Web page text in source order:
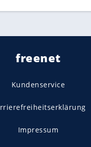
freenet
Kundenservice
Impressum